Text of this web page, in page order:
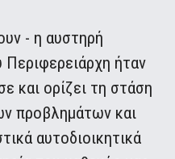
- η αυστηρή
ήταν
και ορίζει τη στάση
προβλημάτων και
αυτοδιοικητικά